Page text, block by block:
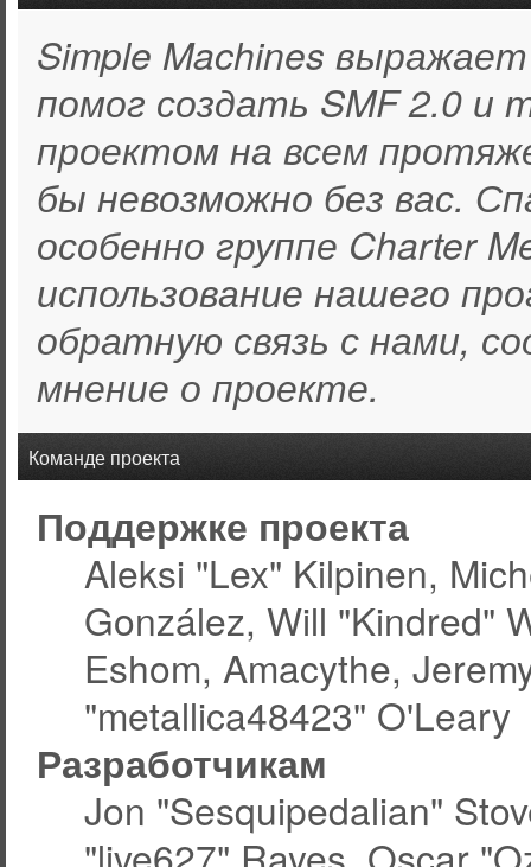
Simple Machines
помог создать SMF 2.0 и
проектом на всем
бы невозможно без вас.
особенно группе Charter
использование нашего
обратную связь с нами,
мнение о проекте.
Команде проекта
Поддержке проекта
Aleksi "Lex" Kilpinen,
González, Will "Kindred"
Eshom, Amacythe,
"metallica48423" O'Leary
Разработчикам
Jon "Sesquipedalian"